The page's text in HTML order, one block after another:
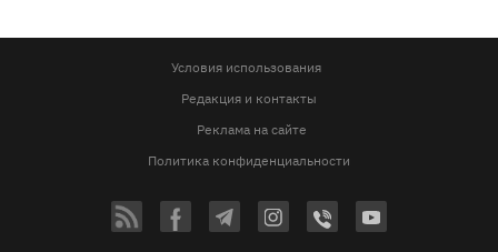
Условия использования
Редакция и контакты
Реклама на сайте
Политика конфиденциальности